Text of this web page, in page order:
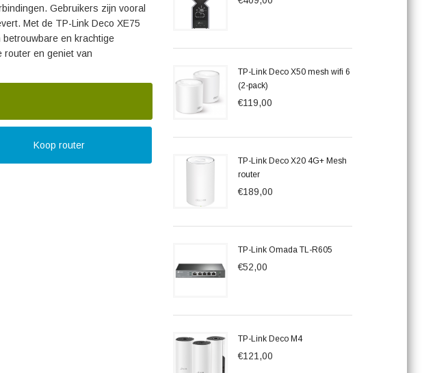
Gebruikers zijn vooral
Met de TP-Link Deco XE75
en krachtige
router en geniet van
Koop router
TP-Link Deco X50 mesh wifi 6
(2-pack)
€119,00
TP-Link Deco X20 4G+ Mesh
router
€189,00
TP-Link Omada TL-R605
€52,00
TP-Link Deco M4
€121,00